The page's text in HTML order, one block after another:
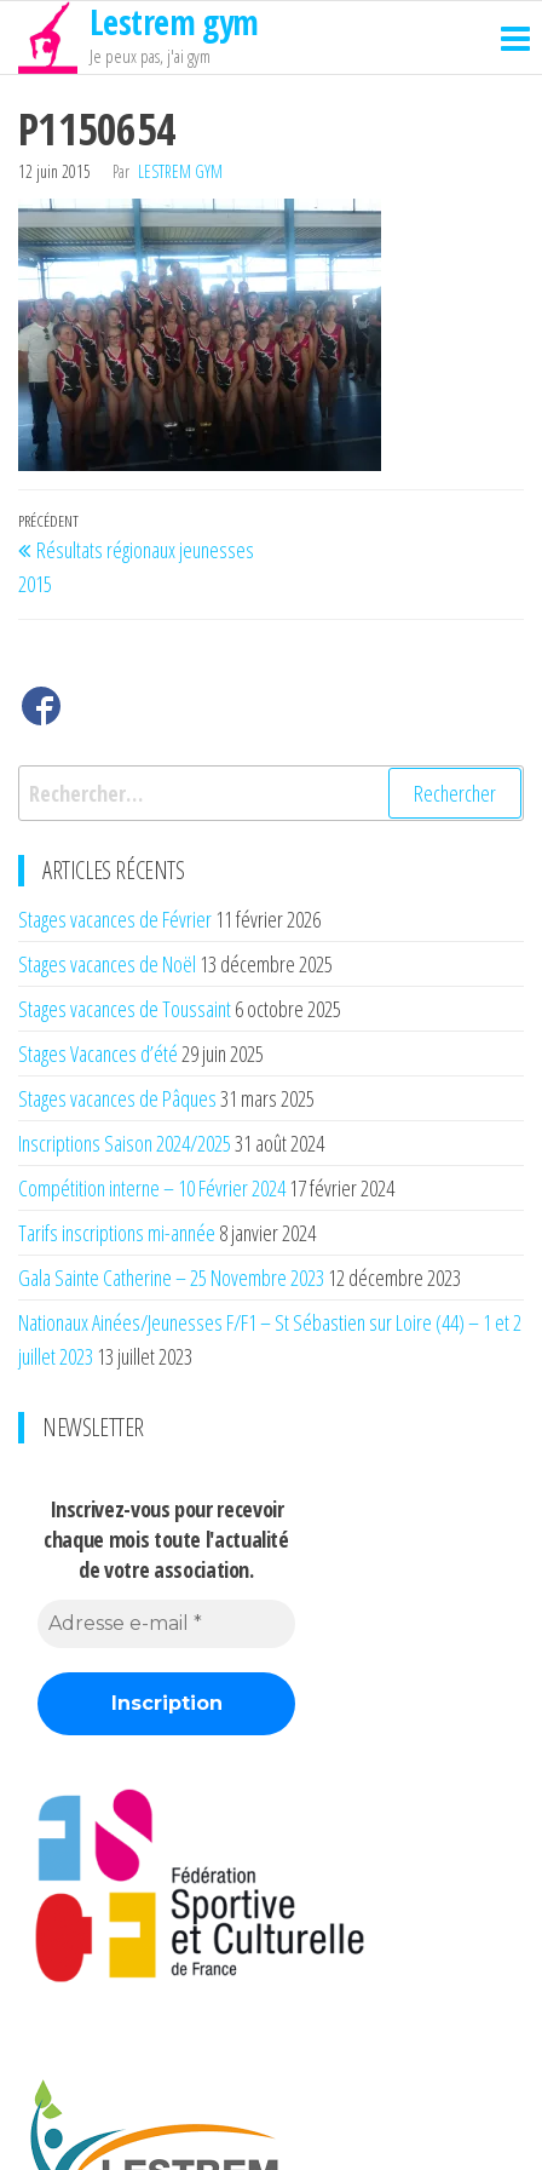
Passer
contenu
Lestrem gym
Je peux pas, j'ai gym
P1150654
12 juin 2015 Par LESTREM GYM
Navigation
de
l’article
Article
précédent
PRÉCÉDENT
Résultats régionaux jeunesses
2015
Rechercher :
ARTICLES RÉCENTS
Stages vacances de Février 11 février 2026
Stages vacances de Noël 13 décembre 2025
Stages vacances de Toussaint6 octobre 2025
Stages Vacances d’été29 juin 2025
Stages vacances de Pâques31 mars 2025
Inscriptions Saison 2024/202531 août 2024
Compétition interne – 10 Février 2024 17 février 2024
Tarifs inscriptions mi-année 8 janvier 2024
Gala Sainte Catherine – 25 Novembre 2023 12 décembre 2023
Nationaux Ainées/Jeunesses F/F1 – St Sébastien sur Loire (44) – 1 et 2
juillet 2023 13 juillet 2023
NEWSLETTER
Inscrivez-vous pour recevoir
chaque mois toute l'actualité
de votre association.